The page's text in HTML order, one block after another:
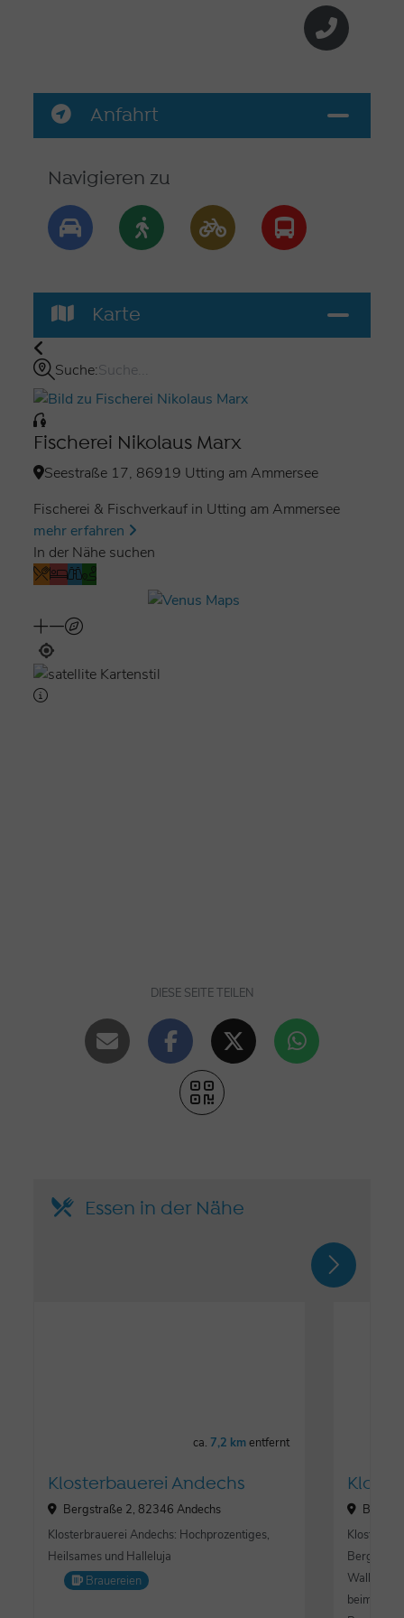
Anfahrt
Navigieren zu
Karte
Suche:
Fischerei Nikolaus Marx
Seestraße 17, 86919 Utting am Ammersee
Fischerei & Fischverkauf in Utting am Ammersee
mehr erfahren
In der Nähe suchen
DIESE SEITE TEILEN
Essen in der Nähe
ca. 7,2 kmentfernt
Klosterbauerei Andechs
Bergstraße 2, 82346 Andechs
Klosterbrauerei Andechs: Hochprozentiges,
Heilsames und Halleluja
Brauereien
Kloster
Berg"
beim